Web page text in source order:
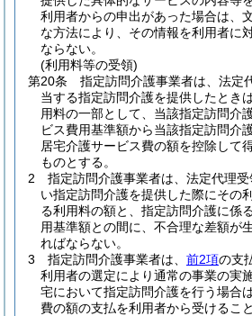
利用者からの申出があった場合は、
な方法により、その情報を利用者に
ならない。
(利用料等の受領)
第20条
指定訪問介護事業者は、法定
当する指定訪問介護を提供したとき
用料の一部として、当該指定訪問介
ビス費用基準額から当該指定訪問介
居宅介護サービス費の額を控除して
ものとする。
2
指定訪問介護事業者は、法定代理
い指定訪問介護を提供した際にその
る利用料の額と、指定訪問介護に係
用基準額との間に、不合理な差額が
ればならない。
3
指定訪問介護事業者は、 前2項の支
利用者の選定により通常の事業の実
宅において指定訪問介護を行う場合
費の額の支払を利用者から受けるこ